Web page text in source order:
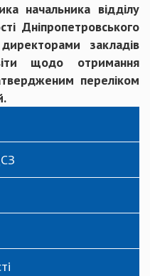
начальника відділу
Дніпропетровського
закладів
щодо отримання
переліком